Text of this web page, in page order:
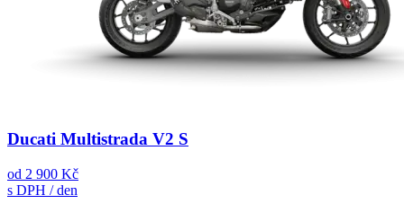
Ducati Multistrada V2 S
od 2 900 Kč
s DPH / den